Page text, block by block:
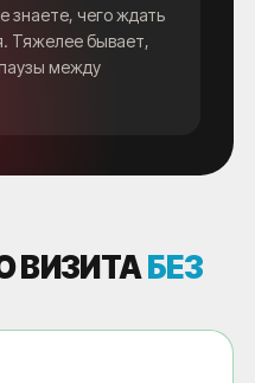
знаете, чего ждать
Тяжелее бывает,
между
ВИЗИТАБЕЗ